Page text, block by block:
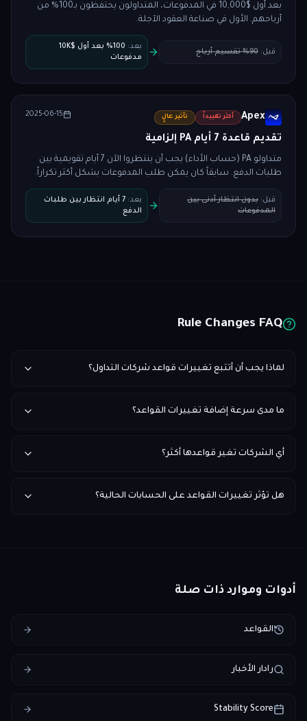
بعد أول $10,000 في المدفوعات، المتداولون يحتفظون بـ100% من
أرباحهم. الأول في صناعة العقود الآجلة.
قبل: 90% تقسيم أرباح
بعد:
100% بعد أول $10K
مدفوعات
Apex أكثر تقييداً تأثير عالٍ 2025-06-15
تقديم قاعدة 7 أيام PA إلزامية
متداولو PA (حساب الأداء) يجب أن ينتظروا الآن 7 أيام تقويمية بين
طلبات الدفع. سابقاً كان يمكن طلب المدفوعات بشكل أكثر تكراراً.
قبل: بدون انتظار أدنى بين
المدفوعات
بعد:
7 أيام انتظار بين طلبات
الدفع
Rule Changes FAQ
لماذا يجب أن أتتبع تغييرات قواعد شركات التداول؟
ما مدى سرعة إضافة تغييرات القواعد؟
أي الشركات تغير قواعدها أكثر؟
هل تؤثر تغييرات القواعد على الحسابات الحالية؟
أدوات وموارد ذات صلة
القواعد
رادار الأخبار
Stability Score